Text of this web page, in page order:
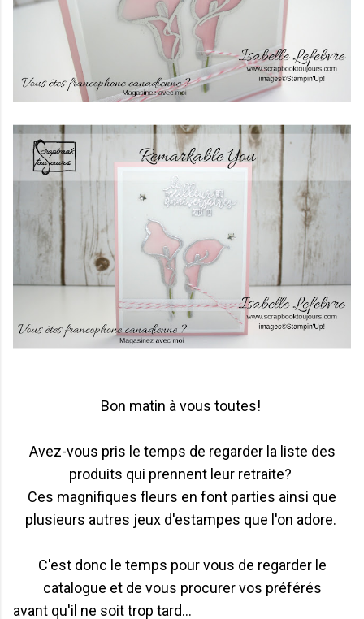
Bon matin à vous toutes!
Avez-vous pris le temps de regarder la liste des
produits qui prennent leur retraite?
Ces magnifiques fleurs en font parties ainsi que
plusieurs autres jeux d'estampes que l'on adore.
C'est donc le temps pour vous de regarder le
catalogue et de vous procurer vos préférés
avant qu'il ne soit trop tard...